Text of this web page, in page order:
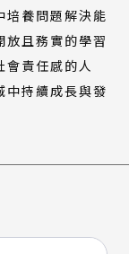
培養問題解決能
放且務實的學習
會責任感的人
中持續成長與發